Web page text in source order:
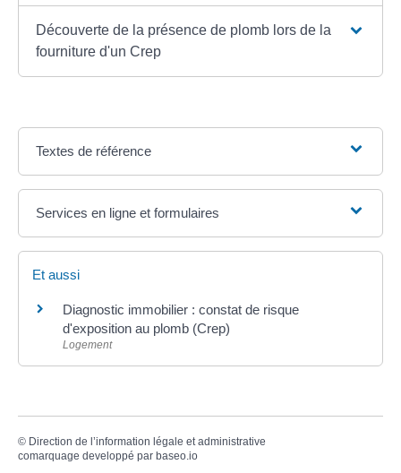
Découverte de la présence de plomb lors de la
fourniture d'un Crep
Textes de référence
Services en ligne et formulaires
Et aussi
Diagnostic immobilier : constat de risque
d'exposition au plomb (Crep)
Logement
© Direction de l’information légale et administrative
comarquage developpé par baseo.io